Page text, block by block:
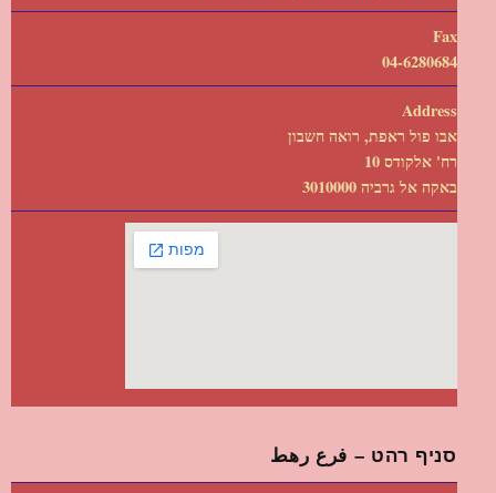
Fax
04-6280684
Address
אבו פול ראפת, רואה חשבון
רח' אלקודס 10
באקה אל גרביה 3010000
סניף רהט – فرع رهط